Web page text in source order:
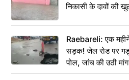
निकासी के दावों की
Raebareli: एक
सड़क! जेल रोड पर गड्ढे
पोल, जांच की उठी मांग